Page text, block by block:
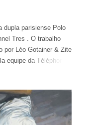
dupla parisiense Polo
Tres . O trabalho
por Léo Gotainer & Zite
equipe da Téléphone